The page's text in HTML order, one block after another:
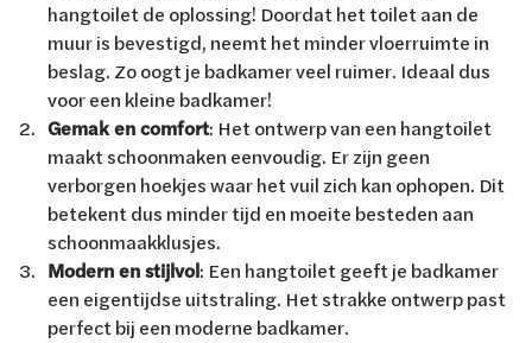
hangtoilet de oplossing! Doordat het toilet aan de
muur is bevestigd, neemt het minder vloerruimte in
beslag. Zo oogt je badkamer veel ruimer. Ideaal dus
voor een kleine badkamer!
Gemak en comfort: Het ontwerp van een hangtoilet
maakt schoonmaken eenvoudig. Er zijn geen
verborgen hoekjes waar het vuil zich kan ophopen. Dit
betekent dus minder tijd en moeite besteden aan
schoonmaakklusjes.
Modern en stijlvol: Een hangtoilet geeft je badkamer
een eigentijdse uitstraling. Het strakke ontwerp past
perfect bij een moderne badkamer.